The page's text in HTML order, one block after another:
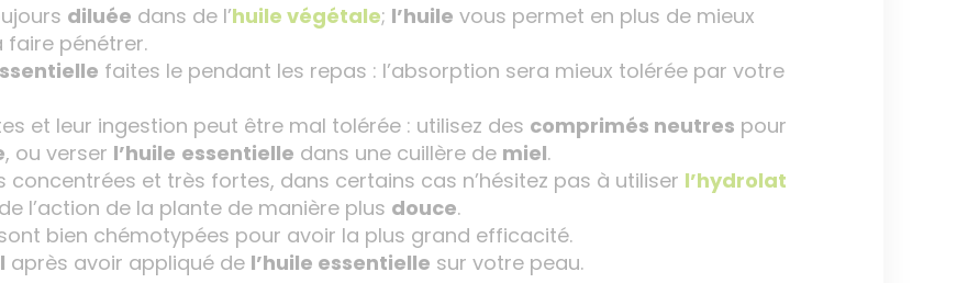
diluée dans de l’huile végétale; l’huile vous permet en plus de mieux
faire pénétrer.
faites le pendant les repas : l’absorption sera mieux tolérée par votre
et leur ingestion peut être mal tolérée : utilisez des comprimés neutres pour
, ou verser l’huile essentielle dans une cuillère de miel.
concentrées et très fortes, dans certains cas n’hésitez pas à utiliser l’hydrolat
l’action de la plante de manière plus douce.
bien chémotypées pour avoir la plus grand efficacité.
après avoir appliqué de l’huile essentielle sur votre peau.